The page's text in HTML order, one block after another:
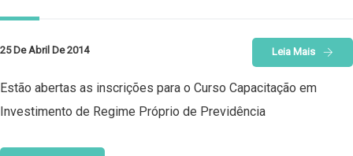
25 De Abril De 2014 Leia Mais
Estão abertas as inscrições para o Curso Capacitação em
Investimento de Regime Próprio de Previdência